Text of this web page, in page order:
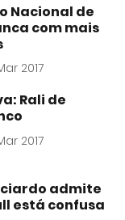
Nacional de
com mais
2017
Rali de
2017
admite
está confusa